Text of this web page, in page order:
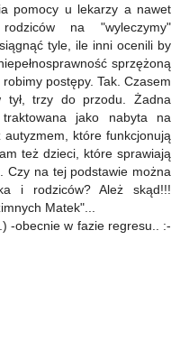
pomocy u lekarzy a nawet
na "wyleczymy"
tyle, ile inni ocenili by
sprzężoną
postępy. Tak. Czasem
trzy do przodu. Żadna
jako nabyta na
które funkcjonują
też dzieci, które sprawiają
Czy na tej podstawie można
i rodziców? Ależ skąd!!!
Matek"...
-obecnie w fazie regresu.. :-